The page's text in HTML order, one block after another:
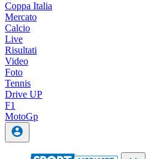
Coppa Italia
Mercato
Calcio
Live
Risultati
Video
Foto
Tennis
Drive UP
F1
MotoGp